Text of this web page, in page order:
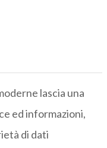
lascia una
ed informazioni,
di dati